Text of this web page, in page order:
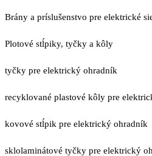
Brány a príslušenstvo pre elektrické
Plotové stĺpiky, tyčky a kôly
tyčky pre elektrický ohradník
recyklované plastové kôly pre
kovové stĺpik pre elektrický ohradník
sklolaminátové tyčky pre elektrický